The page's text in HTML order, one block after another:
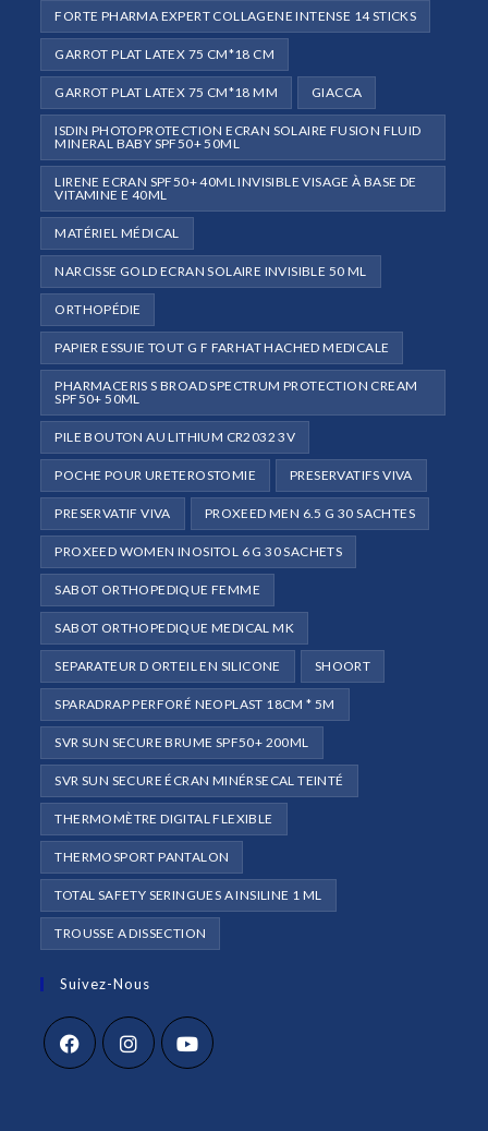
FORTE PHARMA EXPERT COLLAGENE INTENSE 14 STICKS
GARROT PLAT LATEX 75 CM*18 CM
GARROT PLAT LATEX 75 CM*18 MM GIACCA
ISDIN PHOTOPROTECTION ECRAN SOLAIRE FUSION FLUID
MINERAL BABY SPF50+ 50ML
LIRENE ECRAN SPF50+ 40ML INVISIBLE VISAGE À BASE DE
VITAMINE E 40ML
MATÉRIEL MÉDICAL
NARCISSE GOLD ECRAN SOLAIRE INVISIBLE 50 ML
ORTHOPÉDIE
PAPIER ESSUIE TOUT G F FARHAT HACHED MEDICALE
PHARMACERIS S BROAD SPECTRUM PROTECTION CREAM
SPF50+ 50ML
PILE BOUTON AU LITHIUM CR2032 3V
POCHE POUR URETEROSTOMIE PRESERVATIFS VIVA
PRESERVATIF VIVA PROXEED MEN 6.5 G 30 SACHTES
PROXEED WOMEN INOSITOL 6 G 30 SACHETS
SABOT ORTHOPEDIQUE FEMME
SABOT ORTHOPEDIQUE MEDICAL MK
SEPARATEUR D ORTEIL EN SILICONE SHOORT
SPARADRAP PERFORÉ NEOPLAST 18CM * 5M
SVR SUN SECURE BRUME SPF50+ 200ML
SVR SUN SECURE ÉCRAN MINÉRSECAL TEINTÉ
THERMOMÈTRE DIGITAL FLEXIBLE
THERMOSPORT PANTALON
TOTAL SAFETY SERINGUES A INSILINE 1 ML
TROUSSE A DISSECTION
Suivez-Nous